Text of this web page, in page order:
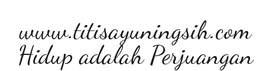
www.titisayuningsih.com
Hidup adalah Perjuangan